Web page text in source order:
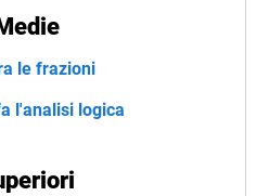
le frazioni
l'analisi logica